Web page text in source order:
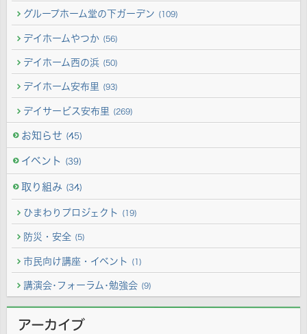
グループホーム堂の下ガーデン (109)
デイホームやつか (56)
デイホーム西の浜 (50)
デイホーム安布里 (93)
デイサービス安布里 (269)
お知らせ (45)
イベント (39)
取り組み (34)
ひまわりプロジェクト (19)
防災・安全 (5)
市民向け講座・イベント (1)
講演会･フォーラム･勉強会 (9)
アーカイブ